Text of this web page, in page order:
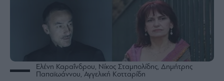
θετικά
Rumors
Ελένη Καραΐνδρου, Νίκος Σταμπολίδης, Δημήτρης
Παπαϊωάννου, Αγγελική Κοτταρίδη